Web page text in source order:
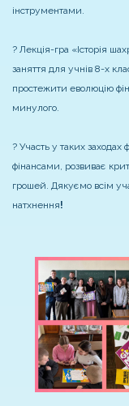
інструментами.
? Лекція-гра «Історія
заняття для учнів 8-х
простежити еволюцію
минулого.
? Участь у таких
фінансами, розвиває
грошей. Дякуємо всім
натхнення!